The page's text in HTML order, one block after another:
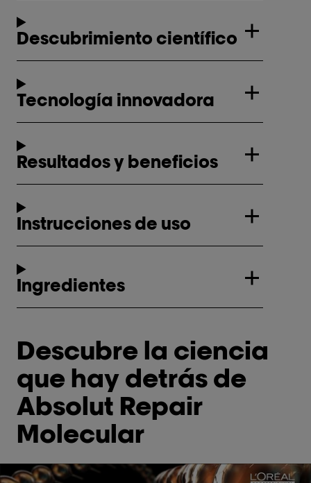
Descubrimiento científico
Tecnología innovadora
Resultados y beneficios
Instrucciones de uso
Ingredientes
Descubre la ciencia
que hay detrás de
Absolut Repair
Molecular